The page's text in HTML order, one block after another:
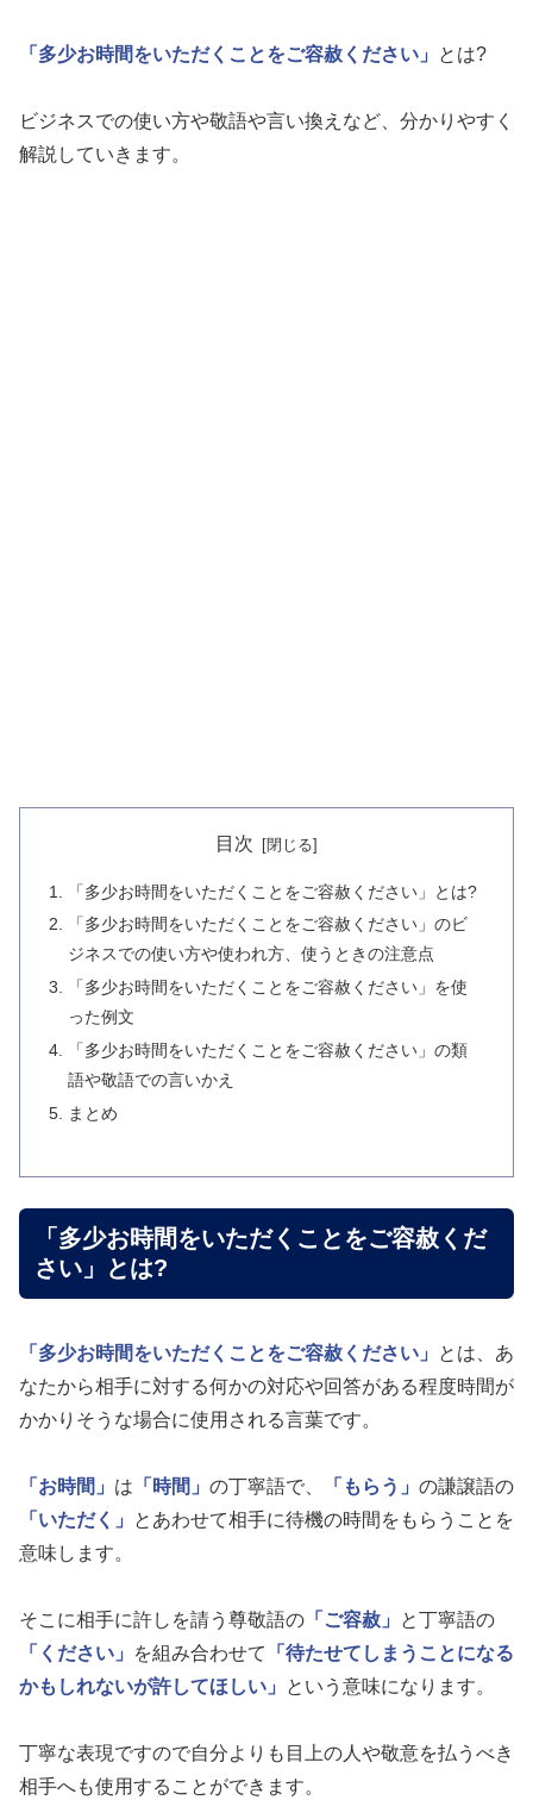
「多少お時間をいただくことをご容赦ください」 とは?
ビジネスでの使い方や敬語や言い換えなど、分かりやすく
解説していきます。
目次
「多少お時間をいただくことをご容赦ください」とは?
「多少お時間をいただくことをご容赦ください」のビ
ジネスでの使い方や使われ方、使うときの注意点
「多少お時間をいただくことをご容赦ください」を使
った例文
「多少お時間をいただくことをご容赦ください」の類
語や敬語での言いかえ
まとめ
「多少お時間をいただくことをご容赦くだ
さい」とは?
「多少お時間をいただくことをご容赦ください」
とは、あ
なたから相手に対する何かの対応や回答がある程度時間が
かかりそうな場合に使用される言葉です。
「お時間」 は 「時間」 の丁寧語で、 「もらう」 の謙譲語の
「いただく」
とあわせて相手に待機の時間をもらうことを
意味します。
そこに相手に許しを請う尊敬語の 「ご容赦」
と丁寧語の
「ください」
を組み合わせて
「待たせてしまうことになる
かもしれないが許してほしい」
という意味になります。
丁寧な表現ですので自分よりも目上の人や敬意を払うべき
相手へも使用することができます。